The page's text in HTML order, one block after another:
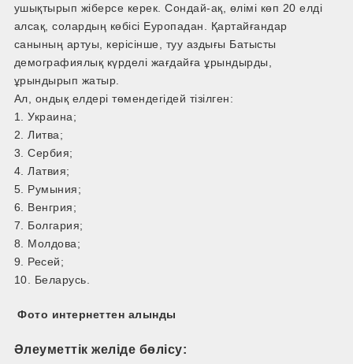
ушықтырып жіберсе керек. Сондай-ақ, өлімі көп 20 елді
алсақ, солардың көбісі Еуропадан. Қартайғандар
санының артуы, керісінше, туу аздығы Батысты
демографиялық күрделі жағдайға ұрындырды,
ұрындырып жатыр.
Ал, ондық елдері төмендегідей тізілген:
1. Украина;
2. Литва;
3. Сербия;
4. Латвия;
5. Румыния;
6. Венгрия;
7. Болгария;
8. Молдова;
9. Ресей;
10. Беларусь.
Фото интернеттен алынды
Әлеуметтік желіде бөлісу: